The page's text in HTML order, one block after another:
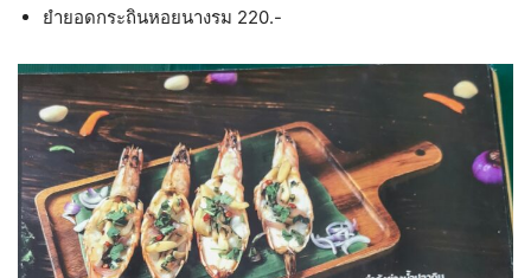
ยำยอดกระถินหอยนางรม 220.-